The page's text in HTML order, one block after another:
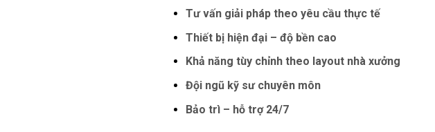
Tư vấn giải pháp theo yêu cầu thực tế
Thiết bị hiện đại – độ bền cao
Khả năng tùy chỉnh theo layout nhà xưởng
Đội ngũ kỹ sư chuyên môn
Bảo trì – hỗ trợ 24/7